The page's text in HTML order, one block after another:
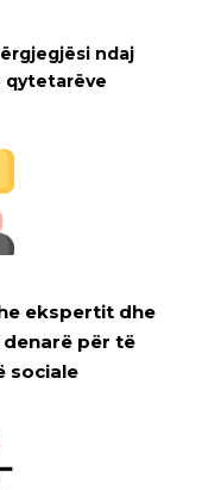
ndaj
qytetarëve
ekspertit dhe
për të
sociale